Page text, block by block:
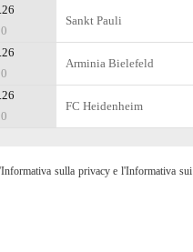
Sankt Pauli
Arminia Bielefeld
FC Heidenheim
sulla privacy e l'Informativa